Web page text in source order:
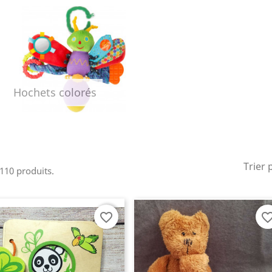
Hochets colorés
produits.
Trier
favorite_border